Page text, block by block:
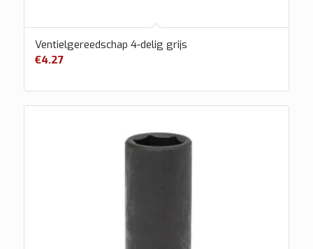
Ventielgereedschap 4-delig grijs
€4.27